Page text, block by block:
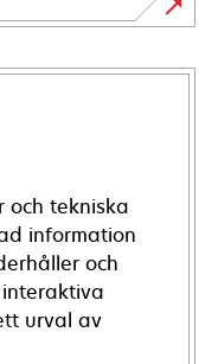
tekniska
information
och
urval av